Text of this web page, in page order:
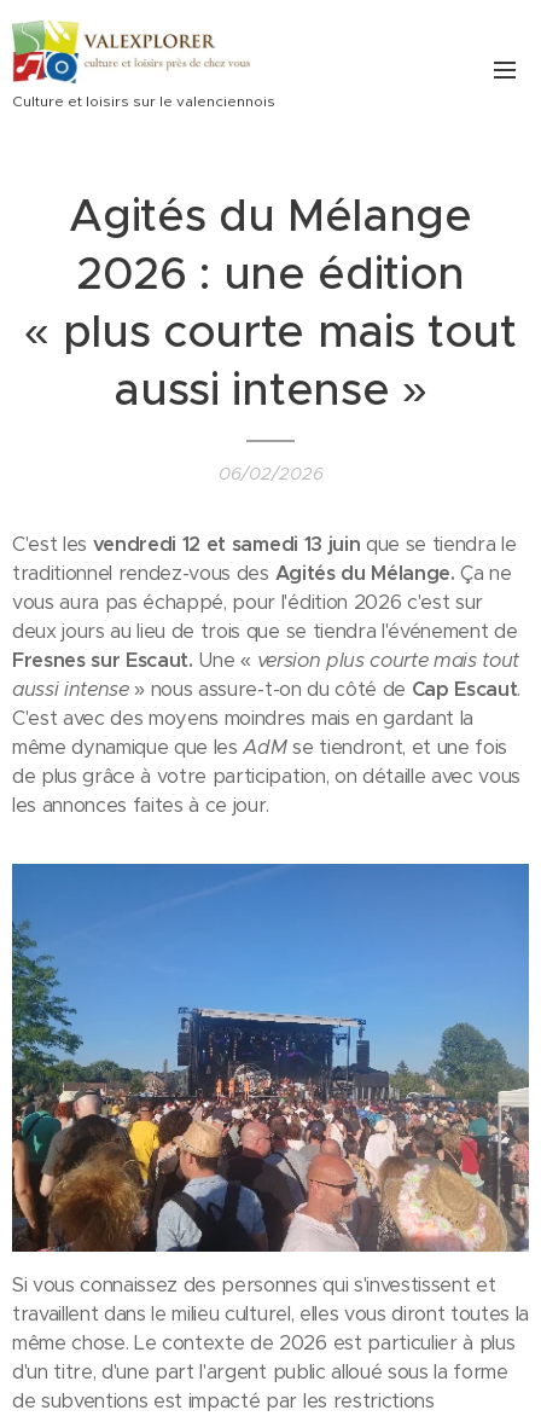
Culture et loisirs sur le valenciennois
Agités du Mélange
2026 : une édition
« plus courte mais tout
aussi intense »
06/02/2026
C'est les vendredi 12 et samedi 13 juin que se tiendra le
traditionnel rendez-vous des Agités du Mélange. Ça ne
vous aura pas échappé, pour l'édition 2026 c'est sur
deux jours au lieu de trois que se tiendra l'événement de
Fresnes sur Escaut. Une « version plus courte mais tout
aussi intense» nous assure-t-on du côté de Cap Escaut.
C'est avec des moyens moindres mais en gardant la
même dynamique que lesAdMse tiendront, et une fois
de plus grâce à votre participation, on détaille avec vous
les annonces faites à ce jour.
Si vous connaissez des personnes qui s'investissent et
travaillent dans le milieu culturel, elles vous diront toutes la
même chose. Le contexte de 2026 est particulier à plus
d'un titre, d'une part l'argent public alloué sous la forme
de subventions est impacté par les restrictions